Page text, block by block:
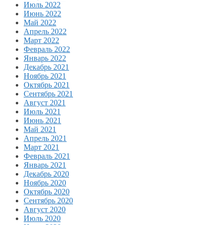
Июль 2022
Июнь 2022
Май 2022
Апрель 2022
Март 2022
Февраль 2022
Январь 2022
Декабрь 2021
Ноябрь 2021
Октябрь 2021
Сентябрь 2021
Август 2021
Июль 2021
Июнь 2021
Май 2021
Апрель 2021
Март 2021
Февраль 2021
Январь 2021
Декабрь 2020
Ноябрь 2020
Октябрь 2020
Сентябрь 2020
Август 2020
Июль 2020